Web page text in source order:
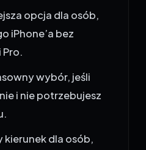
opcja dla osób,
iPhone’a bez
Pro.
wybór, jeśli
i nie potrzebujesz
kierunek dla osób,